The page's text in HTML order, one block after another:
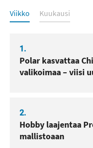
Luetuimmat
Viikko Kuukausi
1.
Polar kasvattaa
valikoimaa – viisi
2.
Hobby laajentaa
mallistoaan